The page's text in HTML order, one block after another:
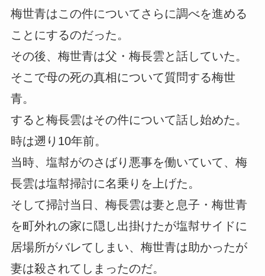
梅世青はこの件についてさらに調べを進める
ことにするのだった。
その後、梅世青は父・梅長雲と話していた。
そこで母の死の真相について質問する梅世
青。
すると梅長雲はその件について話し始めた。
時は遡り10年前。
当時、塩幇がのさばり悪事を働いていて、梅
長雲は塩幇掃討に名乗りを上げた。
そして掃討当日、梅長雲は妻と息子・梅世青
を町外れの家に隠し出掛けたが塩幇サイドに
居場所がバレてしまい、梅世青は助かったが
妻は殺されてしまったのだ。